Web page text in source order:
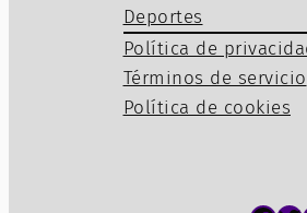
Deportes
Política de
Términos de servicio
Política de cookies